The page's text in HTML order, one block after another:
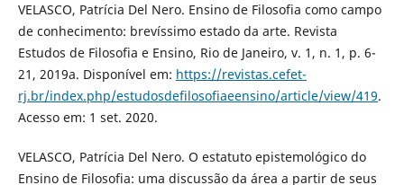
VELASCO, Patrícia Del Nero. Ensino de Filosofia como campo
de conhecimento: brevíssimo estado da arte. Revista
Estudos de Filosofia e Ensino, Rio de Janeiro, v. 1, n. 1, p. 6-
21, 2019a. Disponível em: https://revistas.cefet-
rj.br/index.php/estudosdefilosofiaeensino/article/view/419.
Acesso em: 1 set. 2020.
VELASCO, Patrícia Del Nero. O estatuto epistemológico do
Ensino de Filosofia: uma discussão da área a partir de seus